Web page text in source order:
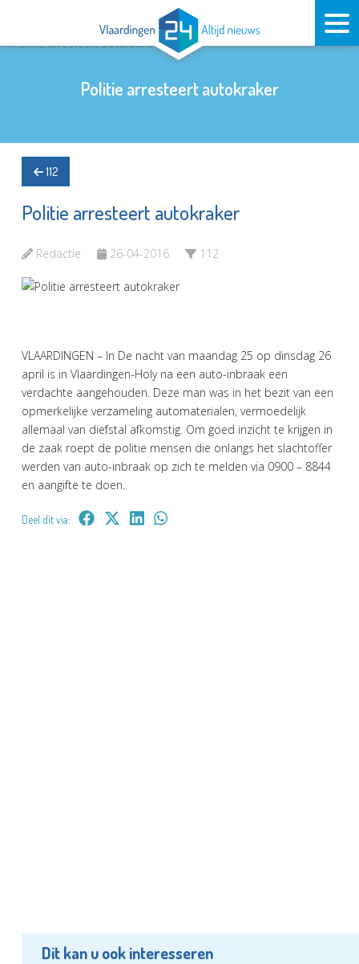
Politie arresteert autokraker
112
Politie arresteert autokraker
Redactie 26-04-2016 112
VLAARDINGEN – In De nacht van maandag 25 op dinsdag 26
april is in Vlaardingen-Holy na een auto-inbraak een
verdachte aangehouden. Deze man was in het bezit van een
opmerkelijke verzameling automaterialen, vermoedelijk
allemaal van diefstal afkomstig. Om goed inzicht te krijgen in
de zaak roept de politie mensen die onlangs het slachtoffer
werden van auto-inbraak op zich te melden via 0900 – 8844
en aangifte te doen.
Deel dit via:
Dit kan u ook interesseren